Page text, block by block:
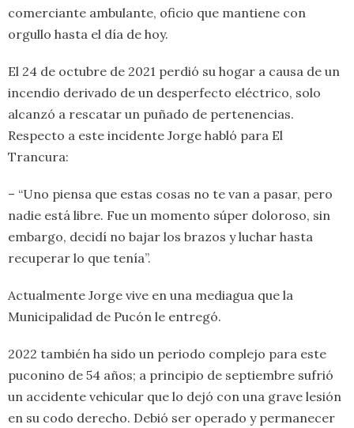
comerciante ambulante, oficio que mantiene con
orgullo hasta el día de hoy.
El 24 de octubre de 2021 perdió su hogar a causa de un
incendio derivado de un desperfecto eléctrico, solo
alcanzó a rescatar un puñado de pertenencias.
Respecto a este incidente Jorge habló para El
Trancura:
– “Uno piensa que estas cosas no te van a pasar, pero
nadie está libre. Fue un momento súper doloroso, sin
embargo, decidí no bajar los brazos y luchar hasta
recuperar lo que tenía”.
Actualmente Jorge vive en una mediagua que la
Municipalidad de Pucón le entregó.
2022 también ha sido un periodo complejo para este
puconino de 54 años; a principio de septiembre sufrió
un accidente vehicular que lo dejó con una grave lesión
en su codo derecho. Debió ser operado y permanecer